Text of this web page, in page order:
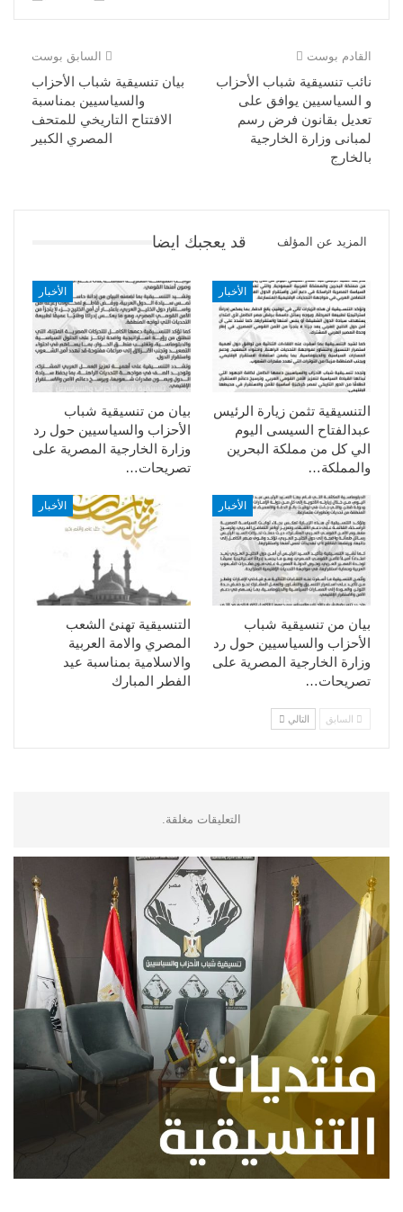
السابق بوست
بيان تنسيقية شباب الأحزاب
والسياسيين بمناسبة
الافتتاح التاريخي للمتحف
المصري الكبير
القادم بوست
نائب تنسيقية شباب الأحزاب
و السياسيين يوافق على
تعديل بقانون فرض رﺳﻢ
ﻟﻤﺒﺎﻧﻰ وزارة اﻟﺨﺎرﺟﻴﺔ
ﺑﺎﻟﺨﺎرج
قد يعجبك ايضا المزيد عن المؤلف
الأخبار
بيان من تنسيقية شباب
الأحزاب والسياسيين حول رد
وزارة الخارجية المصرية على
تصريحات…
الأخبار
التنسيقية تثمن زيارة الرئيس
عبدالفتاح السيسى اليوم
الي كل من مملكة البحرين
والمملكة…
الأخبار
التنسيقية تهنئ الشعب
المصري والامة العربية
والاسلامية بمناسبة عيد
الفطر المبارك
الأخبار
بيان من تنسيقية شباب
الأحزاب والسياسيين حول رد
وزارة الخارجية المصرية على
تصريحات…
السابق التالي
التعليقات مغلقة.